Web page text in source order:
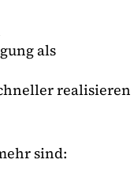
als
realisieren
sind: